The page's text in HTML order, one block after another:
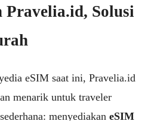
Pravelia.id, Solusi
eSIM saat ini, Pravelia.id
menarik untuk traveler
menyediakan eSIM